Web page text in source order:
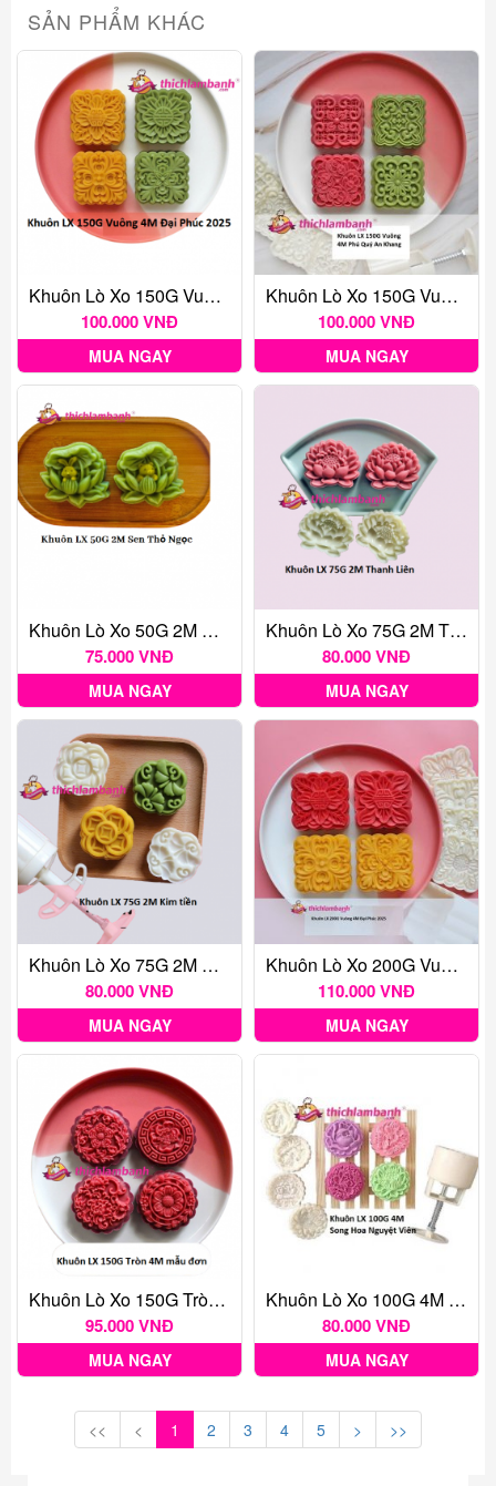
SẢN PHẨM KHÁC
Khuôn Lò Xo 150G Vuông 4M Đại Phúc 2025
100.000 VNĐ
MUA NGAY
Khuôn Lò Xo 150G Vuông 4M Phú Quý An Khang
100.000 VNĐ
MUA NGAY
Khuôn Lò Xo 50G 2M Sen Thỏ Ngọc
75.000 VNĐ
MUA NGAY
Khuôn Lò Xo 75G 2M Thanh Liên
80.000 VNĐ
MUA NGAY
Khuôn Lò Xo 75G 2M Kim Tiền
80.000 VNĐ
MUA NGAY
Khuôn Lò Xo 200G Vuông 4M Đại Phúc 2025
110.000 VNĐ
MUA NGAY
Khuôn Lò Xo 150G Tròn 4M Mẫu Đơn
95.000 VNĐ
MUA NGAY
Khuôn Lò Xo 100G 4M Song Hoa Nguyệt Viên
80.000 VNĐ
MUA NGAY
<< < 1 2 3 4 5 > >>